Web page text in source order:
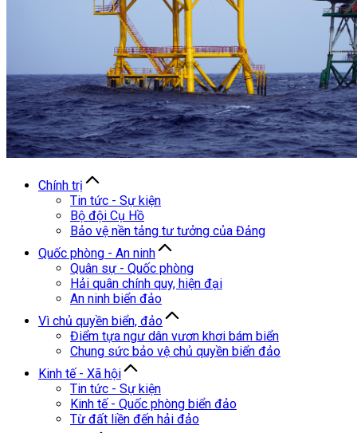
Chính trị
Tin tức - Sự kiện
Bộ đội Cụ Hồ
Bảo vệ nền tảng tư tưởng của Đảng
Quốc phòng - An ninh
Quân sự - Quốc phòng
Hải quân chính quy, hiện đại
An ninh biển đảo
Vì chủ quyền biển, đảo
Điểm tựa ngư dân vươn khơi bám biển
Chung sức bảo vệ chủ quyền biển đảo
Kinh tế - Xã hội
Tin tức - Sự kiện
Kinh tế - Quốc phòng biển đảo
Từ đất liền đến hải đảo